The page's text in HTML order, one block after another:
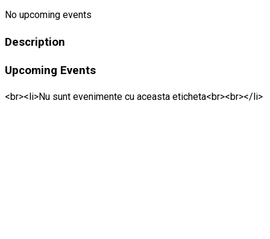
No upcoming events
Description
Upcoming Events
<br><li>Nu sunt evenimente cu aceasta eticheta<br><br></li>